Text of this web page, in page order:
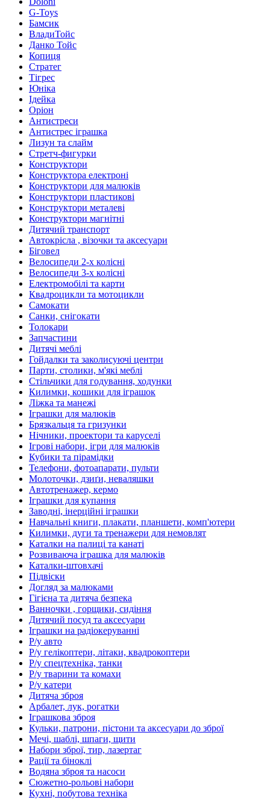
G-Toys
Бамсик
ВладиТойс
Данко Тойс
Копиця
Стратег
Тігрес
Юніка
Ідейка
Оріон
Антистреси
Антистрес іграшка
Лизун та слайм
Стретч-фигурки
Конструктори
Конструктора електроні
Конструктори для малюків
Конструктори пластикові
Конструктори металеві
Конструктори магнітні
Дитячий транспорт
Автокрісла , візочки та аксесуари
Біговел
Велосипеди 2-х колісні
Велосипеди 3-х колісні
Електромобілі та карти
Квадроцикли та мотоцикли
Самокати
Санки, снігокати
Толокари
Запчастини
Дитячі меблі
Гойдалки та заколисуючі центри
Парти, столики, м'які меблі
Стільчики для годування, ходунки
Килимки, кошики для іграшок
Ліжка та манежі
Іграшки для малюків
Брязкальця та гризунки
Нічники, проектори та каруселі
Ігрові набори, ігри для малюків
Кубики та пірамідки
Телефони, фотоапарати, пульти
Молоточки, дзиґи, неваляшки
Автотренажер, кермо
Іграшки для купання
Заводні, інерційні іграшки
Навчальні книги, плакати, планшети, комп'ютери
Килимки, дуги та тренажери для немовлят
Каталки на палиці та канаті
Розвиваюча іграшка для малюків
Каталки-штовхачі
Підвіски
Догляд за малюками
Гігієна та дитяча безпека
Ванночки , горщики, сидіння
Дитячий посуд та аксесуари
Іграшки на радіокеруванні
Р/у авто
Р/у гелікоптери, літаки, квадрокоптери
Р/у спецтехніка, танки
Р/у тварини та комахи
Р/у катери
Дитяча зброя
Арбалет, лук, рогатки
Іграшкова зброя
Кульки, патрони, пістони та аксесуари до зброї
Мечі, шаблі, шпаги, щити
Набори зброї, тир, лазертаг
Рації та біноклі
Водяна зброя та насоси
Сюжетно-рольові набори
Кухні, побутова техніка